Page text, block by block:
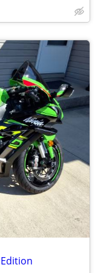
Edition